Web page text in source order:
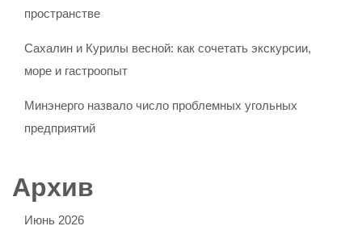
пространстве
Сахалин и Курилы весной: как сочетать экскурсии,
море и гастроопыт
Минэнерго назвало число проблемных угольных
предприятий
Архив
Июнь 2026